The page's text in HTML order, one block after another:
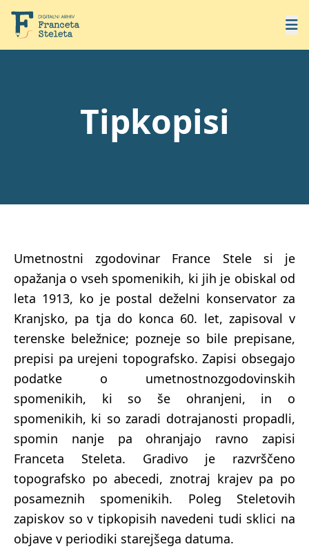
Tipkopisi
Umetnostni zgodovinar France Stele si je
opažanja o vseh spomenikih, ki jih je obiskal od
leta 1913, ko je postal deželni konservator za
Kranjsko, pa tja do konca 60. let, zapisoval v
terenske beležnice; pozneje so bile prepisane,
prepisi pa urejeni topografsko. Zapisi obsegajo
podatke o umetnostnozgodovinskih
spomenikih, ki so še ohranjeni, in o
spomenikih, ki so zaradi dotrajanosti propadli,
spomin nanje pa ohranjajo ravno zapisi
Franceta Steleta. Gradivo je razvrščeno
topografsko po abecedi, znotraj krajev pa po
posameznih spomenikih. Poleg Steletovih
zapiskov so v tipkopisih navedeni tudi sklici na
objave v periodiki starejšega datuma.